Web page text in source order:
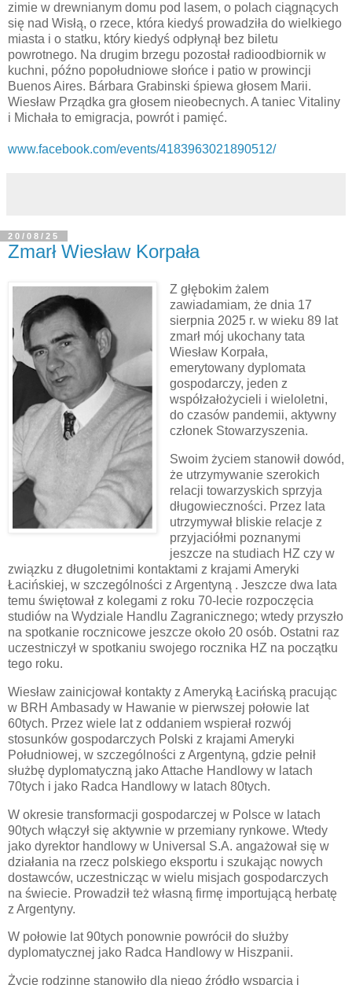
zimie w drewnianym domu pod lasem, o polach ciągnących
się nad Wisłą, o rzece, która kiedyś prowadziła do wielkiego
miasta i o statku, który kiedyś odpłynął bez biletu
powrotnego. Na drugim brzegu pozostał radioodbiornik w
kuchni, późno popołudniowe słońce i patio w prowincji
Buenos Aires. Bárbara Grabinski śpiewa głosem Marii.
Wiesław Prządka gra głosem nieobecnych. A taniec Vitaliny
i Michała to emigracja, powrót i pamięć.
www.facebook.com/events/4183963021890512/
20/08/25
Zmarł Wiesław Korpała
Z głębokim żalem
zawiadamiam, że dnia 17
sierpnia 2025 r. w wieku 89 lat
zmarł mój ukochany tata
Wiesław Korpała,
emerytowany dyplomata
gospodarczy, jeden z
współzałożycieli i wieloletni,
do czasów pandemii, aktywny
członek Stowarzyszenia.
Swoim życiem stanowił dowód,
że utrzymywanie szerokich
relacji towarzyskich sprzyja
długowieczności. Przez lata
utrzymywał bliskie relacje z
przyjaciółmi poznanymi
jeszcze na studiach HZ czy w
związku z długoletnimi kontaktami z krajami Ameryki
Łacińskiej, w szczególności z Argentyną . Jeszcze dwa lata
temu świętował z kolegami z roku 70-lecie rozpoczęcia
studiów na Wydziale Handlu Zagranicznego; wtedy przyszło
na spotkanie rocznicowe jeszcze około 20 osób. Ostatni raz
uczestniczył w spotkaniu swojego rocznika HZ na początku
tego roku.
Wiesław zainicjował kontakty z Ameryką Łacińską pracując
w BRH Ambasady w Hawanie w pierwszej połowie lat
60tych. Przez wiele lat z oddaniem wspierał rozwój
stosunków gospodarczych Polski z krajami Ameryki
Południowej, w szczególności z Argentyną, gdzie pełnił
służbę dyplomatyczną jako Attache Handlowy w latach
70tych i jako Radca Handlowy w latach 80tych.
W okresie transformacji gospodarczej w Polsce w latach
90tych włączył się aktywnie w przemiany rynkowe. Wtedy
jako dyrektor handlowy w Universal S.A. angażował się w
działania na rzecz polskiego eksportu i szukając nowych
dostawców, uczestnicząc w wielu misjach gospodarczych
na świecie. Prowadził też własną firmę importującą herbatę
z Argentyny.
W połowie lat 90tych ponownie powrócił do służby
dyplomatycznej jako Radca Handlowy w Hiszpanii.
Życie rodzinne stanowiło dla niego źródło wsparcia i